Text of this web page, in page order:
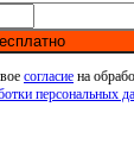
согласие на
персональных